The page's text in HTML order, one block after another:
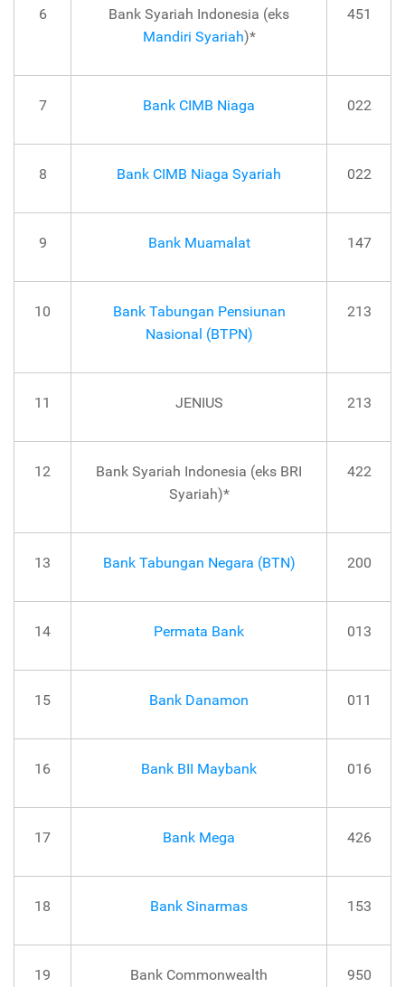
6
Bank Syariah Indonesia (eks
Mandiri Syariah)*
451
7 Bank CIMB Niaga 022
8 Bank CIMB Niaga Syariah 022
9 Bank Muamalat 147
10
Bank Tabungan Pensiunan
Nasional (BTPN)
213
11 JENIUS 213
12
Bank Syariah Indonesia (eks BRI
Syariah)*
422
13 Bank Tabungan Negara (BTN) 200
14 Permata Bank 013
15 Bank Danamon 011
16 Bank BII Maybank 016
17 Bank Mega 426
18 Bank Sinarmas 153
19 Bank Commonwealth 950